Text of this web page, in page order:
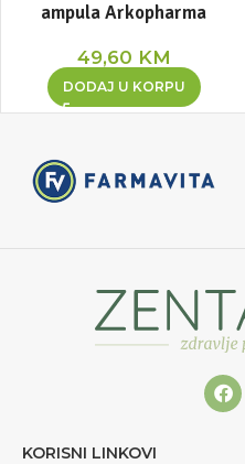
ampula Arkopharma
49,60 KM
DODAJ U KORPU
KORISNI LINKOVI